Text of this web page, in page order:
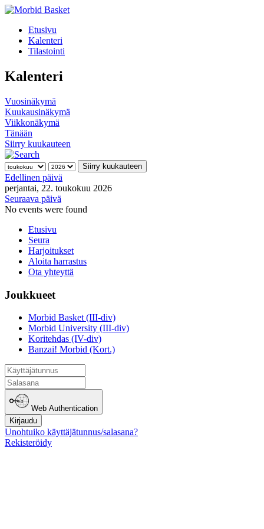
Etusivu
Kalenteri
Tilastointi
Kalenteri
Vuosinäkymä
Kuukausinäkymä
Viikkonäkymä
Tänään
Siirry kuukauteen
Siirry kuukauteen
Edellinen päivä
perjantai, 22. toukokuu 2026
Seuraava päivä
No events were found
Etusivu
Seura
Harjoitukset
Aloita harrastus
Ota yhteyttä
Joukkueet
Morbid Basket (III-div)
Morbid University (III-div)
Koritehdas (IV-div)
Banzai! Morbid (Kort.)
Web Authentication
Kirjaudu
Unohtuiko käyttäjätunnus/salasana?
Rekisteröidy